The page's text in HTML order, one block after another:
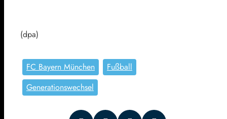
(dpa)
FC Bayern München
Fußball
Generationswechsel